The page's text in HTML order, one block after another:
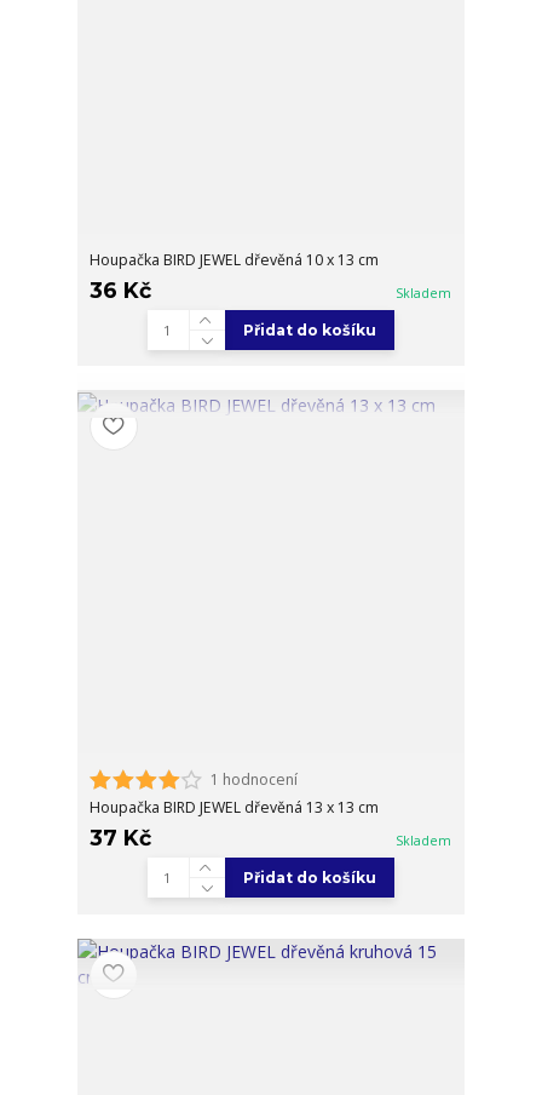
Houpačka BIRD JEWEL dřevěná 10 x 13 cm
36 Kč Skladem
Přidat do košíku
1 hodnocení
Houpačka BIRD JEWEL dřevěná 13 x 13 cm
37 Kč Skladem
Přidat do košíku